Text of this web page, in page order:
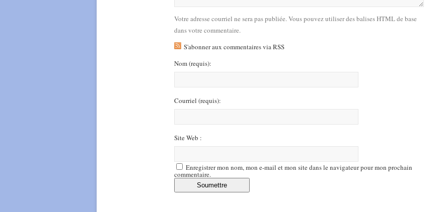
Votre adresse courriel ne sera pas publiée. Vous pouvez utiliser des balises HTML de base
dans votre commentaire.
S'abonner aux commentaires via RSS
Nom(requis):
Courriel (requis):
Site Web :
Enregistrer mon nom, mon e-mail et mon site dans le navigateur pour mon prochain
commentaire.